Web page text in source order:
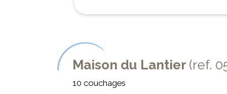
Maison du Lantier (ref.
10 couchages